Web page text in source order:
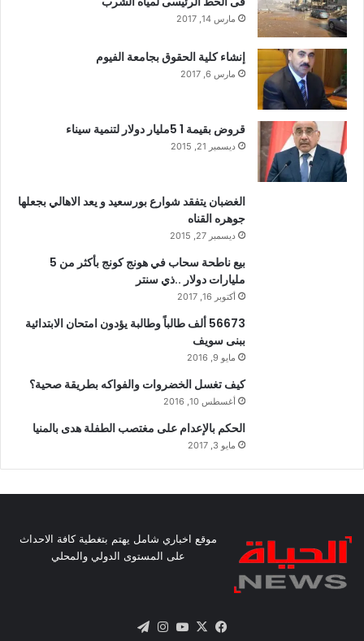
مارس 14, 2017
إنشاء كلية الحقوق بجامعة الفيوم
مارس 6, 2017
قروض بقيمة 1 5مليار دولار لتنمية سيناء
ديسمبر 21, 2015
الغضبان يتفقد شوارع بورسعيد و يعد الاهالي بجعلها
جوهره القناه
ديسمبر 27, 2015
بيع ناطحة سحاب في هونج كونج بأكثر من 5
مليارات دولار ..ذي سنتر
أكتوبر 16, 2017
56673 ألف طالباً وطالبة يؤدون امتحان الابتدائية
ببنى سويف
مايو 9, 2016
كيف تغسل الخضروات والفواكه بطريقة صحية؟
أغسطس 10, 2016
الحكم بالإعدام على مغتصب الطفلة هدى بالمنيا
مايو 3, 2017
موقع اخباري شامل يهتم بتغطية كافة الاحداث
على المستوى الدولي والمحلي
فيسبوك
X يوتيوبانستقرام